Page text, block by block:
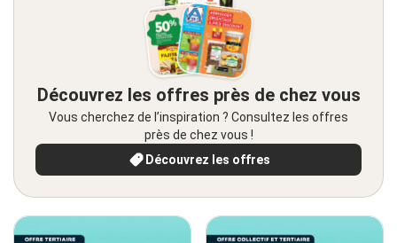
Découvrez les offres près de chez vous
Vous cherchez de l’inspiration ? Consultez les offres
près de chez vous !
Découvrez les offres